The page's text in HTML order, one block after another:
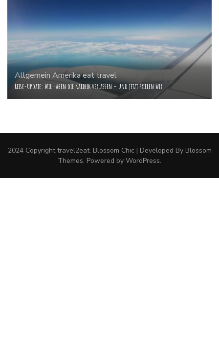
Allgemein Amerikaeattravel
Reise-Update: Wir haben die Karibik verlassen – und jetzt frieren wir
2024 Copyrighttravel2eat. Blossom Chic | Developed By Blossom
Themes. Powered by WordPress.